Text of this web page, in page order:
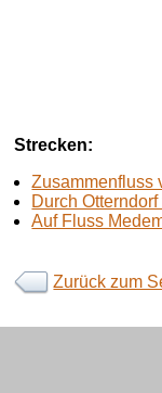
Strecken:
Zusammenfluss
Durch
Auf Fluss
Zurück zum